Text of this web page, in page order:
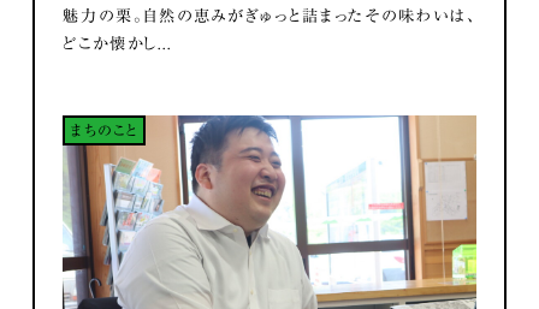
魅力の栗。自然の恵みがぎゅっと詰まったその味わいは、
どこか懐かし...
まちのこと